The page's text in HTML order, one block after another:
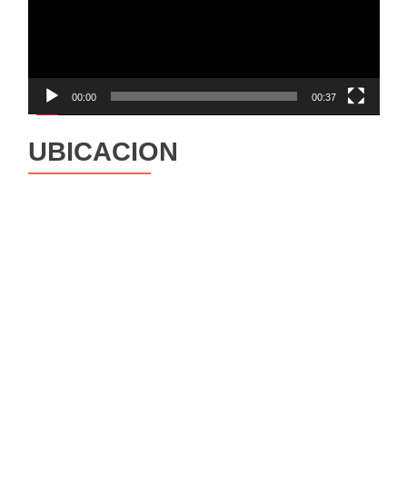
00:00 00:37
UBICACION